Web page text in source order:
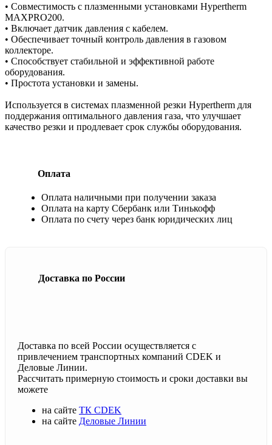
• Совместимость с плазменными установками Hypertherm
MAXPRO200.
• Включает датчик давления с кабелем.
• Обеспечивает точный контроль давления в газовом
коллекторе.
• Способствует стабильной и эффективной работе
оборудования.
• Простота установки и замены.
Используется в системах плазменной резки Hypertherm для
поддержания оптимального давления газа, что улучшает
качество резки и продлевает срок службы оборудования.
Оплата
Оплата наличными при получении заказа
Оплата на карту Сбербанк или Тинькофф
Оплата по счету через банк юридических лиц
Доставка по России
Доставка по всей России осуществляется с
привлечением транспортных компаний CDEK и
Деловые Линии.
Рассчитать примерную стоимость и сроки доставки вы
можете
на сайте ТК CDEK
на сайте Деловые Линии